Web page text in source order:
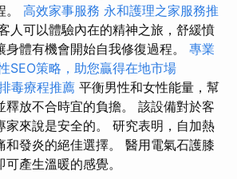
。 高效家事服務 永和護理之家服務推
人可以體驗內在的精神之旅，舒緩憤
體有機會開始自我修復過程。 專業
SEO策略，助您贏得在地市場
毒療程推薦 平衡男性和女性能量，幫
釋放不合時宜的負擔。 該設備對於客
家來說是安全的。 研究表明，自加熱
和發炎的絕佳選擇。 醫用電氣石護膝
產生溫暖的感覺。